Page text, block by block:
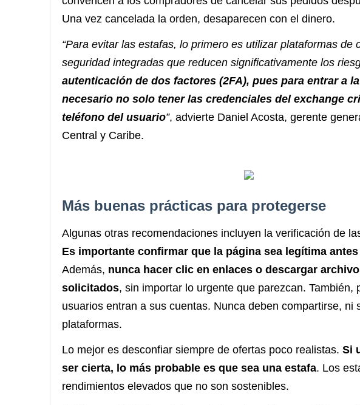
Una vez cancelada la orden, desaparecen con el dinero.
“Para evitar las estafas, lo primero es utilizar plataformas
seguridad integradas que reducen significativamente los
autenticación de dos factores (2FA), pues para entrar a
necesario no solo tener las credenciales del exchange
teléfono del usuario”, advierte Daniel Acosta, gerente
Central y Caribe.
Más buenas prácticas para protegerse
Algunas otras recomendaciones incluyen la verificación de
Es importante confirmar que la página sea legítima
Además, nunca hacer clic en enlaces o descargar
solicitados, sin importar lo urgente que parezcan.
usuarios entran a sus cuentas. Nunca deben compartirse,
plataformas.
Lo mejor es desconfiar siempre de ofertas poco realistas. Si
ser cierta, lo más probable es que sea una estafa. Los
rendimientos elevados que no son sostenibles.